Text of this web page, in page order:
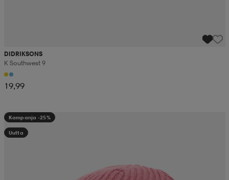
DIDRIKSONS
K Southwest 9
19,99
Kampanja -25%
Uutta